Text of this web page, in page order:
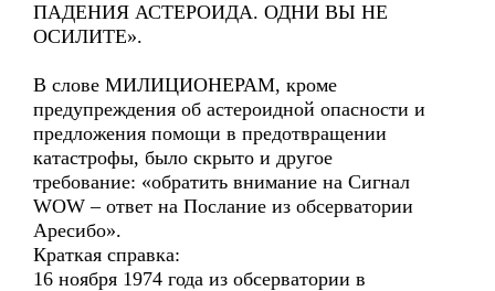
ПАДЕНИЯ АСТЕРОИДА. ОДНИ ВЫ НЕ
ОСИЛИТЕ».
В слове МИЛИЦИОНЕРАМ, кроме
предупреждения об астероидной опасности и
предложения помощи в предотвращении
катастрофы, было скрыто и другое
требование: «обратить внимание на Сигнал
WOW – ответ на Послание из обсерватории
Аресибо».
Краткая справка:
16 ноября 1974 года из обсерватории в